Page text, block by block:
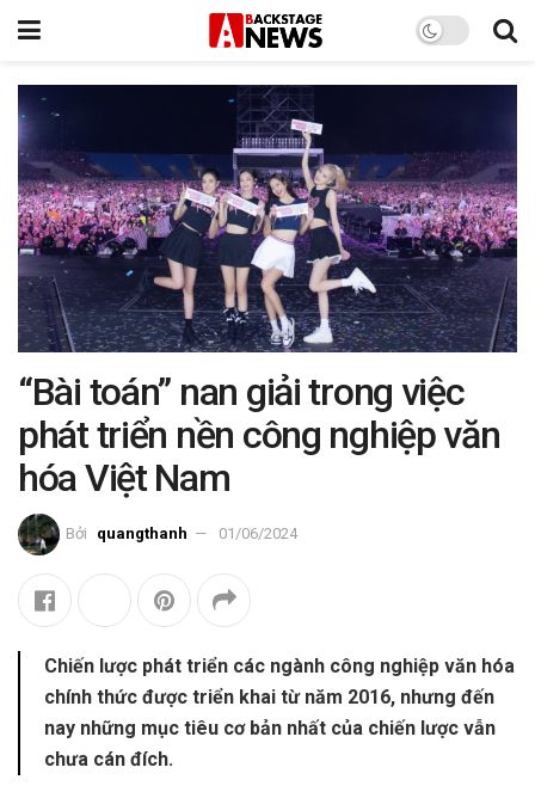
“Bài toán” nan giải trong việc
phát triển nền công nghiệp văn
hóa Việt Nam
Bởi quangthanh 01/06/2024
Chiến lược phát triển các ngành công nghiệp văn hóa
chính thức được triển khai từ năm 2016, nhưng đến
nay những mục tiêu cơ bản nhất của chiến lược vẫn
chưa cán đích.